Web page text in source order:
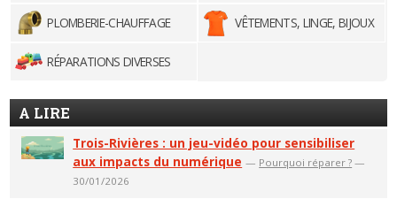
PLOMBERIE-CHAUFFAGE VÊTEMENTS, LINGE, BIJOUX
RÉPARATIONS DIVERSES
A LIRE
Trois-Rivières : un jeu-vidéo pour sensibiliser
aux impacts du numérique — Pourquoi réparer ? —
30/01/2026